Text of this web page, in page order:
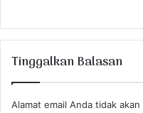
Tinggalkan Balasan
Alamat email Anda tidak